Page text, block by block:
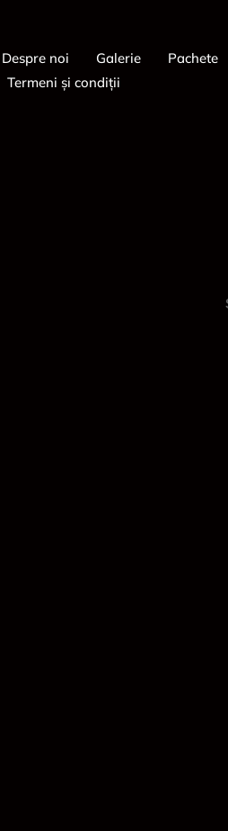
Despre noi Galerie
Pachete
Termeni și condiții